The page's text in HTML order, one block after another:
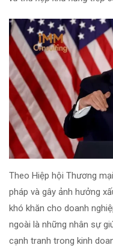
Theo Hiệp hội Thương
pháp và gây ảnh hưởng
khó khăn cho doanh
ngoài là những nhân sự
cạnh tranh trong kinh